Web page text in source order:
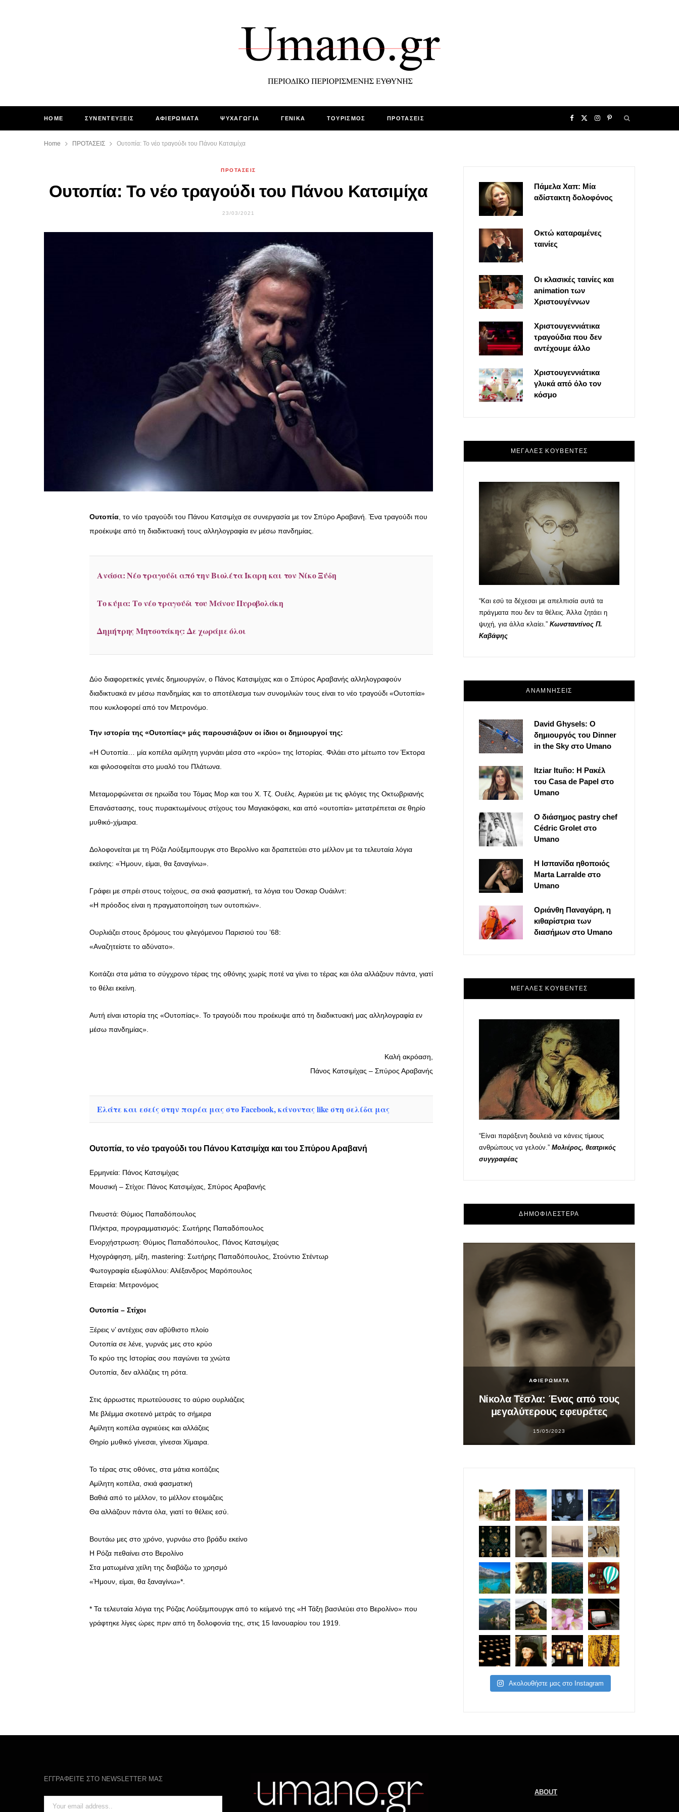
F
e
o
w
I
g
P
HOME ΣΥΝΕΝΤΕΥΞΕΙΣ ΑΦΙΕΡΩΜΑΤΑ ΨΥΧΑΓΩΓΙΑ ΓΕΝΙΚΑ ΤΟΥΡΙΣΜΟΣ ΠΡΟΤΑΣΕΙΣ
Home ΠΡΟΤΑΣΕΙΣ Ουτοπία: Το νέο τραγούδι του Πάνου Κατσιμίχα
ΠΡΟΤΑΣΕΙΣ
Ουτοπία: Το νέο τραγούδι του Πάνου Κατσιμίχα
23/03/2021
Ουτοπία, το νέο τραγούδι του Πάνου Κατσιμίχα σε συνεργασία με τον Σπύρο Αραβανή. Ένα τραγούδι που
προέκυψε από τη διαδικτυακή τους αλληλογραφία εν μέσω πανδημίας.
Ανάσα: Νέο τραγούδι από την Βιολέτα Ίκαρη και τον Νίκο Ξύδη
Το κύμα: Το νέο τραγούδι του Μάνου Πυροβολάκη
Δημήτρης Μητσοτάκης: Δε χωράμε όλοι
Δύο διαφορετικές γενιές δημιουργών, ο Πάνος Κατσιμίχας και ο Σπύρος Αραβανής αλληλογραφούν
διαδικτυακά εν μέσω πανδημίας και το αποτέλεσμα των συνομιλιών τους είναι το νέο τραγούδι «Ουτοπία»
που κυκλοφορεί από τον Μετρονόμο.
Την ιστορία της «Ουτοπίας» μάς παρουσιάζουν οι ίδιοι οι δημιουργοί της:
«H Oυτοπία… μία κοπέλα αμίλητη γυρνάει μέσα στο «κρύο» της Ιστορίας. Φιλάει στο μέτωπο τον Έκτορα
και φιλοσοφείται στο μυαλό του Πλάτωνα.
Μεταμορφώνεται σε ηρωίδα του Τόμας Μορ και του Χ. Τζ. Ουέλς. Αγριεύει με τις φλόγες της Οκτωβριανής
Επανάστασης, τους πυρακτωμένους στίχους του Μαγιακόφσκι, και από «ουτοπία» μετατρέπεται σε θηρίο
μυθικό-χίμαιρα.
Δολοφονείται με τη Ρόζα Λούξεμπουργκ στο Βερολίνο και δραπετεύει στο μέλλον με τα τελευταία λόγια
εκείνης: «Ήμουν, είμαι, θα ξαναγίνω».
Γράφει με σπρέι στους τοίχους, σα σκιά φασματική, τα λόγια του Όσκαρ Ουάιλντ:
«Η πρόοδος είναι η πραγματοποίηση των ουτοπιών».
Ουρλιάζει στους δρόμους του φλεγόμενου Παρισιού του ’68:
«Αναζητείστε το αδύνατο».
Κοιτάζει στα μάτια το σύγχρονο τέρας της οθόνης χωρίς ποτέ να γίνει το τέρας και όλα αλλάζουν πάντα, γιατί
το θέλει εκείνη.
Αυτή είναι ιστορία της «Ουτοπίας». Το τραγούδι που προέκυψε από τη διαδικτυακή μας αλληλογραφία εν
μέσω πανδημίας».
Καλή ακρόαση,
Πάνος Κατσιμίχας – Σπύρος Αραβανής
Ελάτε και εσείς στην παρέα μας στο Facebook, κάνοντας like στη σελίδα μας
Ουτοπία, το νέο τραγούδι του Πάνου Κατσιμίχα και του Σπύρου Αραβανή
Ερμηνεία: Πάνος Κατσιμίχας
Μουσική – Στίχοι: Πάνος Κατσιμίχας, Σπύρος Αραβανής
Πνευστά: Θύμιος Παπαδόπουλος
Πλήκτρα, προγραμματισμός: Σωτήρης Παπαδόπουλος
Ενορχήστρωση: Θύμιος Παπαδόπουλος, Πάνος Κατσιμίχας
Ηχογράφηση, μίξη, mastering: Σωτήρης Παπαδόπουλος, Στούντιο Στέντωρ
Φωτογραφία εξωφύλλου: Αλέξανδρος Μαρόπουλος
Εταιρεία: Μετρονόμος
Ουτοπία – Στίχοι
Ξέρεις ν’ αντέχεις σαν αβύθιστο πλοίο
Ουτοπία σε λένε, γυρνάς μες στο κρύο
Το κρύο της Ιστορίας σου παγώνει τα χνώτα
Ουτοπία, δεν αλλάζεις τη ρότα.
Στις άρρωστες πρωτεύουσες το αύριο ουρλιάζεις
Με βλέμμα σκοτεινό μετράς το σήμερα
Αμίλητη κοπέλα αγριεύεις και αλλάζεις
Θηρίο μυθικό γίνεσαι, γίνεσαι Χίμαιρα.
Το τέρας στις οθόνες, στα μάτια κοιτάζεις
Αμίλητη κοπέλα, σκιά φασματική
Βαθιά από το μέλλον, το μέλλον ετοιμάζεις
Θα αλλάζουν πάντα όλα, γιατί το θέλεις εσύ.
Βουτάω μες στο χρόνο, γυρνάω στο βράδυ εκείνο
Η Ρόζα πεθαίνει στο Βερολίνο
Στα ματωμένα χείλη της διαβάζω το χρησμό
«Ήμουν, είμαι, θα ξαναγίνω»*.
* Τα τελευταία λόγια της Ρόζας Λούξεμπουργκ από το κείμενό της «Η Τάξη βασιλεύει στο Βερολίνο» που
γράφτηκε λίγες ώρες πριν από τη δολοφονία της, στις 15 Ιανουαρίου του 1919.
Πάμελα Χαπ: Μία
αδίστακτη δολοφόνος
Οκτώ καταραμένες
ταινίες
Οι κλασικές ταινίες και
animation των
Χριστουγέννων
Χριστουγεννιάτικα
τραγούδια που δεν
αντέχουμε άλλο
Χριστουγεννιάτικα
γλυκά από όλο τον
κόσμο
ΜΕΓΑΛΕΣ ΚΟΥΒΕΝΤΕΣ
“Και εσύ τα δέχεσαι με απελπισία αυτά τα
πράγματα που δεν τα θέλεις. Άλλα ζητάει η
ψυχή, για άλλα κλαίει.” Κωνσταντίνος Π.
Καβάφης
ΑΝΑΜΝΗΣΕΙΣ
David Ghysels: Ο
δημιουργός του Dinner
in the Sky στο Umano
Itziar Ituño: Η Ρακέλ
του Casa de Papel στο
Umano
Ο διάσημος pastry chef
Cédric Grolet στο
Umano
Η Ισπανίδα ηθοποιός
Marta Larralde στο
Umano
Οριάνθη Παναγάρη, η
κιθαρίστρια των
διασήμων στο Umano
ΜΕΓΑΛΕΣ ΚΟΥΒΕΝΤΕΣ
“Είναι παράξενη δουλειά να κάνεις τίμιους
ανθρώπους να γελούν.” Μολιέρος, θεατρικός
συγγραφέας
ΔΗΜΟΦΙΛΕΣΤΕΡΑ
ΑΦΙΕΡΩΜΑΤΑ
Νίκολα Τέσλα: Ένας από τους
μεγαλύτερους εφευρέτες
15/05/2023
Ακολουθήστε μας στο Instagram
ΕΓΓΡΑΦΕΙΤΕ ΣΤΟ NEWSLETTER ΜΑΣ
ABOUT